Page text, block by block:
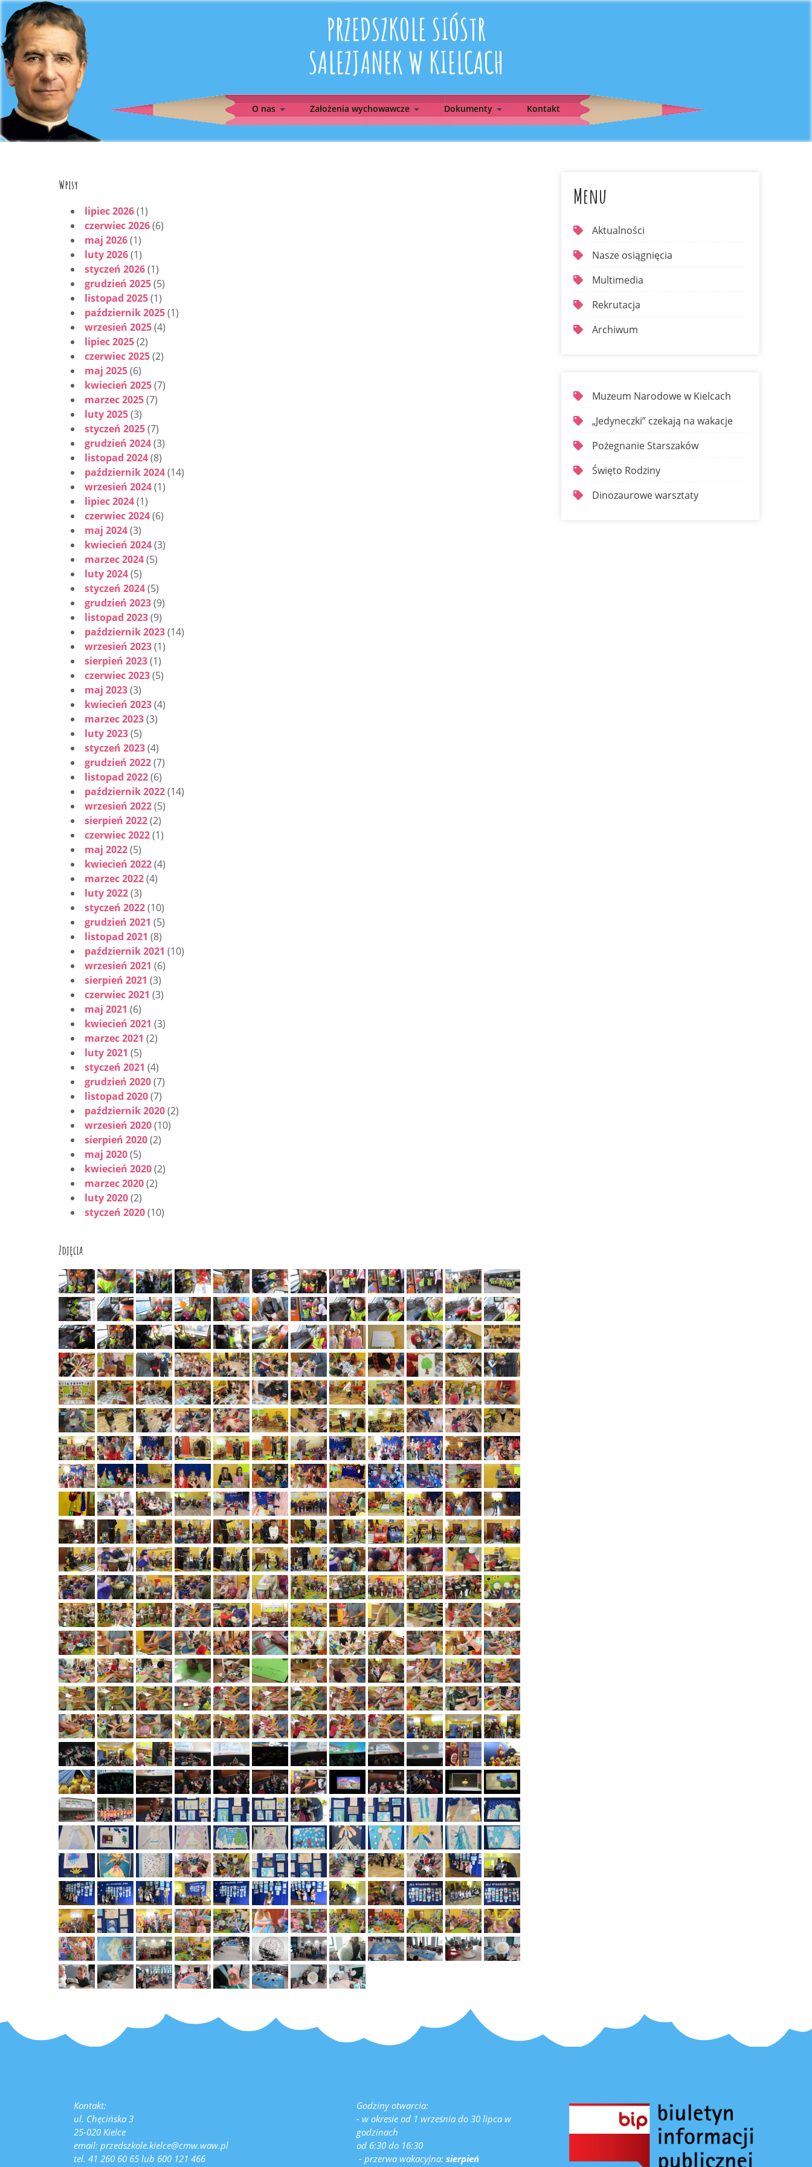
PRZEDSZKOLE SIÓSTR
SALEZJANEK W KIELCACH
O nas Założenia wychowawcze Dokumenty Kontakt
Wpisy
lipiec 2026(1)
czerwiec 2026(6)
maj 2026(1)
luty 2026(1)
styczeń 2026(1)
grudzień 2025(5)
listopad 2025(1)
październik 2025(1)
wrzesień 2025(4)
lipiec 2025(2)
czerwiec 2025(2)
maj 2025(6)
kwiecień 2025(7)
marzec 2025(7)
luty 2025(3)
styczeń 2025(7)
grudzień 2024(3)
listopad 2024(8)
październik 2024(14)
wrzesień 2024(1)
lipiec 2024(1)
czerwiec 2024(6)
maj 2024(3)
kwiecień 2024(3)
marzec 2024(5)
luty 2024(5)
styczeń 2024(5)
grudzień 2023(9)
listopad 2023(9)
październik 2023(14)
wrzesień 2023(1)
sierpień 2023(1)
czerwiec 2023(5)
maj 2023(3)
kwiecień 2023(4)
marzec 2023(3)
luty 2023(5)
styczeń 2023(4)
grudzień 2022(7)
listopad 2022(6)
październik 2022(14)
wrzesień 2022(5)
sierpień 2022(2)
czerwiec 2022(1)
maj 2022(5)
kwiecień 2022(4)
marzec 2022(4)
luty 2022(3)
styczeń 2022(10)
grudzień 2021 (5)
listopad 2021 (8)
październik 2021 (10)
wrzesień 2021 (6)
sierpień 2021 (3)
czerwiec 2021 (3)
maj 2021 (6)
kwiecień 2021 (3)
marzec 2021 (2)
luty 2021 (5)
styczeń 2021 (4)
grudzień 2020(7)
listopad 2020(7)
październik 2020(2)
wrzesień 2020(10)
sierpień 2020(2)
maj 2020(5)
kwiecień 2020(2)
marzec 2020(2)
luty 2020(2)
styczeń 2020(10)
Zdjęcia
Menu
Aktualności
Nasze osiągnięcia
Multimedia
Rekrutacja
Archiwum
Muzeum Narodowe w Kielcach
„Jedyneczki” czekają na wakacje
Pożegnanie Starszaków
Święto Rodziny
Dinozaurowe warsztaty
Kontakt:
ul. Chęcińska 3
25-020 Kielce
email: przedszkole.kielce@cmw.waw.pl
tel. 41 260 60 65 lub 600 121 466
Godziny otwarcia:
- w okresie od 1 września do 30 lipca w
godzinach
od 6:30 do 16:30
- przerwa wakacyjna: sierpień